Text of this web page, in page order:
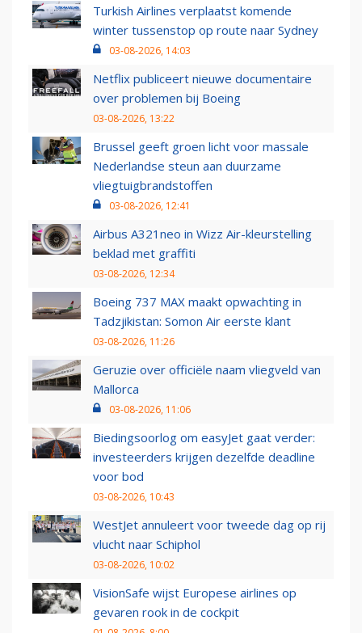
Turkish Airlines verplaatst komende
winter tussenstop op route naar Sydney
03-08-2026, 14:03
Netflix publiceert nieuwe documentaire
over problemen bij Boeing
03-08-2026, 13:22
Brussel geeft groen licht voor massale
Nederlandse steun aan duurzame
vliegtuigbrandstoffen
03-08-2026, 12:41
Airbus A321neo in Wizz Air-kleurstelling
beklad met graffiti
03-08-2026, 12:34
Boeing 737 MAX maakt opwachting in
Tadzjikistan: Somon Air eerste klant
03-08-2026, 11:26
Geruzie over officiële naam vliegveld van
Mallorca
03-08-2026, 11:06
Biedingsoorlog om easyJet gaat verder:
investeerders krijgen dezelfde deadline
voor bod
03-08-2026, 10:43
WestJet annuleert voor tweede dag op rij
vlucht naar Schiphol
03-08-2026, 10:02
VisionSafe wijst Europese airlines op
gevaren rook in de cockpit